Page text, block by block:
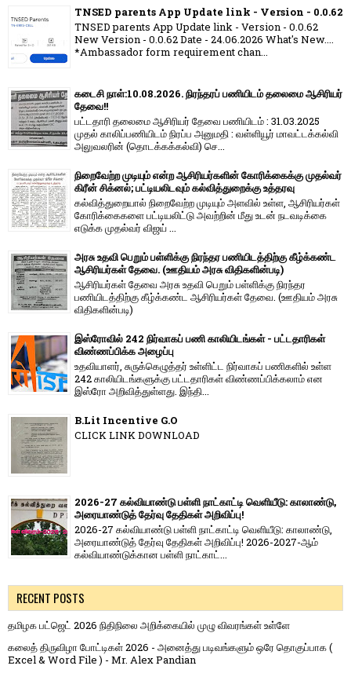
TNSED parents App Update link - Version - 0.0.62
TNSED parents App Update link - Version - 0.0.62
New Version - 0.0.62 Date - 24.06.2026 What's New....
*Ambassador form requirement chan...
கடைசி நாள்:10.08.2026. நிரந்தரப் பணியிடம் தலைமை ஆசிரியர்
தேவை!!
பட்டதாரி தலைமை ஆசிரியர் தேவை பணியிடம் : 31.03.2025
முதல் காலிப்பணியிடம் நிரப்ப அனுமதி : வள்ளியூர் மாவட்டக்கல்வி
அலுவலரின் (தொடக்கக்கல்வி) செ...
நிறைவேற்ற முடியும் என்ற ஆசிரியர்களின் கோரிக்கைக்கு முதல்வர்
கிரீன் சிக்னல்; பட்டியலிடவும் கல்வித்துறைக்கு உத்தரவு
கல்வித்துறையால் நிறைவேற்ற முடியும் அளவில் உள்ள, ஆசிரியர்கள்
கோரிக்கைகளை பட்டியலிட்டு அவற்றின் மீது உடன் நடவடிக்கை
எடுக்க முதல்வர் விஜய் ...
அரசு உதவி பெறும் பள்ளிக்கு நிரந்தர பணியிடத்திற்கு கீழ்க்கண்ட
ஆசிரியர்கள் தேவை. (ஊதியம் அரசு விதிகளின்படி)
ஆசிரியர்கள் தேவை அரசு உதவி பெறும் பள்ளிக்கு நிரந்தர
பணியிடத்திற்கு கீழ்க்கண்ட ஆசிரியர்கள் தேவை. (ஊதியம் அரசு
விதிகளின்படி)
இஸ்ரோவில் 242 நிர்வாகப் பணி காலியிடங்கள் - பட்டதாரிகள்
விண்ணப்பிக்க அழைப்பு
உதவியாளர், சுருக்கெழுத்தர் உள்ளிட்ட நிர்வாகப் பணிகளில் உள்ள
242 காலியிடங்களுக்கு பட்டதாரிகள் விண்ணப்பிக்கலாம் என
இஸ்ரோ அறிவித்துள்ளது. இந்தி...
B.Lit Incentive G.O
CLICK LINK DOWNLOAD
2026-27 கல்வியாண்டு பள்ளி நாட்காட்டி வெளியீடு: காலாண்டு,
அரையாண்டுத் தேர்வு தேதிகள் அறிவிப்பு!
2026-27 கல்வியாண்டு பள்ளி நாட்காட்டி வெளியீடு: காலாண்டு,
அரையாண்டுத் தேர்வு தேதிகள் அறிவிப்பு! 2026-2027-ஆம்
கல்வியாண்டுக்கான பள்ளி நாட்காட்...
RECENT POSTS
தமிழக பட்ஜெட் 2026 நிதிநிலை அறிக்கையில் முழு விவரங்கள் உள்ளே
கலைத் திருவிழா போட்டிகள் 2026 - அனைத்து படிவங்களும் ஒரே தொகுப்பாக (
Excel & Word File ) - Mr. Alex Pandian